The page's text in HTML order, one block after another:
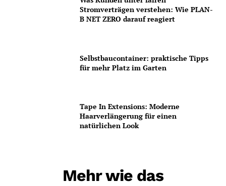
Stromverträgen verstehen: Wie PLAN-
B NET ZERO darauf reagiert
Selbstbaucontainer: praktische Tipps
für mehr Platz im Garten
Tape In Extensions: Moderne
Haarverlängerung für einen
natürlichen Look
Mehr wie das